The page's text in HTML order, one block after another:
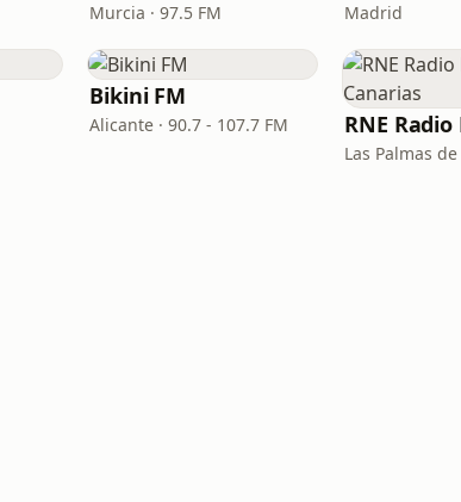
Murcia · 97.5 FM Madrid
Bikini FM
Alicante · 90.7 - 107.7 FM